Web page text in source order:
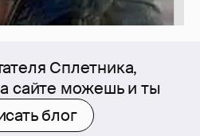
Сплетника,
сайте можешь и ты
блог